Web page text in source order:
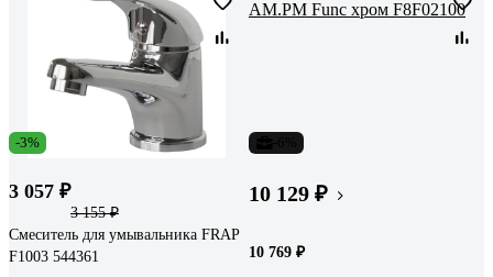
-3%
3 057 ₽
3 155 ₽
Смеситель для умывальника FRAP
F1003 544361
10 129 ₽
10 769 ₽